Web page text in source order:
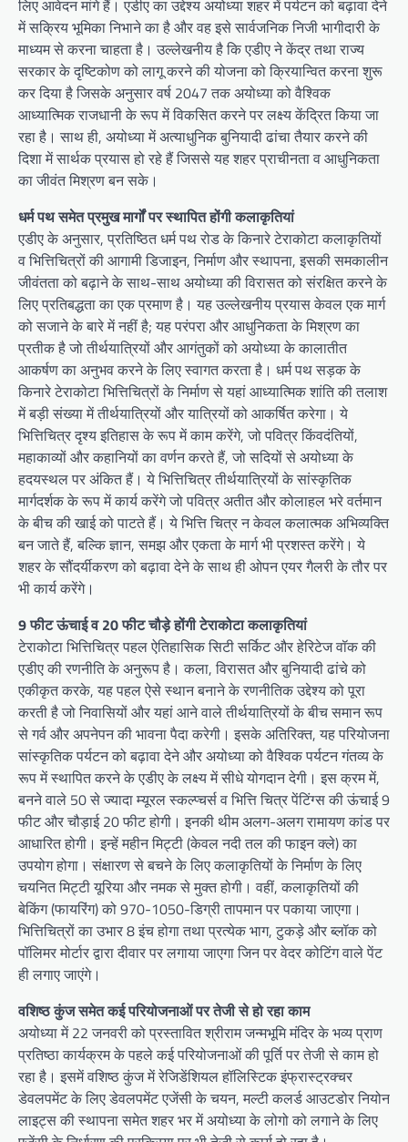
लिए आवेदन मांगे हैं। एडीए का उद्देश्य अयोध्या शहर में पर्यटन को बढ़ावा देने
में सक्रिय भूमिका निभाने का है और वह इसे सार्वजनिक निजी भागीदारी के
माध्यम से करना चाहता है। उल्लेखनीय है कि एडीए ने केंद्र तथा राज्य
सरकार के दृष्टिकोण को लागू करने की योजना को क्रियान्वित करना शुरू
कर दिया है जिसके अनुसार वर्ष 2047 तक अयोध्या को वैश्विक
आध्यात्मिक राजधानी के रूप में विकसित करने पर लक्ष्य केंद्रित किया जा
रहा है। साथ ही, अयोध्या में अत्याधुनिक बुनियादी ढांचा तैयार करने की
दिशा में सार्थक प्रयास हो रहे हैं जिससे यह शहर प्राचीनता व आधुनिकता
का जीवंत मिश्रण बन सके।
धर्म पथ समेत प्रमुख मार्गों पर स्थापित होंगी कलाकृतियां
एडीए के अनुसार, प्रतिष्ठित धर्म पथ रोड के किनारे टेराकोटा कलाकृतियों
व भित्तिचित्रों की आगामी डिजाइन, निर्माण और स्थापना, इसकी समकालीन
जीवंतता को बढ़ाने के साथ-साथ अयोध्या की विरासत को संरक्षित करने के
लिए प्रतिबद्धता का एक प्रमाण है। यह उल्लेखनीय प्रयास केवल एक मार्ग
को सजाने के बारे में नहीं है; यह परंपरा और आधुनिकता के मिश्रण का
प्रतीक है जो तीर्थयात्रियों और आगंतुकों को अयोध्या के कालातीत
आकर्षण का अनुभव करने के लिए स्वागत करता है। धर्म पथ सड़क के
किनारे टेराकोटा भित्तिचित्रों के निर्माण से यहां आध्यात्मिक शांति की तलाश
में बड़ी संख्या में तीर्थयात्रियों और यात्रियों को आकर्षित करेगा। ये
भित्तिचित्र दृश्य इतिहास के रूप में काम करेंगे, जो पवित्र किंवदंतियों,
महाकाव्यों और कहानियों का वर्णन करते हैं, जो सदियों से अयोध्या के
हदयस्थल पर अंकित हैं। ये भित्तिचित्र तीर्थयात्रियों के सांस्कृतिक
मार्गदर्शक के रूप में कार्य करेंगे जो पवित्र अतीत और कोलाहल भरे वर्तमान
के बीच की खाई को पाटते हैं। ये भित्ति चित्र न केवल कलात्मक अभिव्यक्ति
बन जाते हैं, बल्कि ज्ञान, समझ और एकता के मार्ग भी प्रशस्त करेंगे। ये
शहर के सौंदर्यीकरण को बढ़ावा देने के साथ ही ओपन एयर गैलरी के तौर पर
भी कार्य करेंगे।
9 फीट ऊंचाई व 20 फीट चौड़े होंगी टेराकोटा कलाकृतियां
टेराकोटा भित्तिचित्र पहल ऐतिहासिक सिटी सर्किट और हेरिटेज वॉक की
एडीए की रणनीति के अनुरूप है। कला, विरासत और बुनियादी ढांचे को
एकीकृत करके, यह पहल ऐसे स्थान बनाने के रणनीतिक उद्देश्य को पूरा
करती है जो निवासियों और यहां आने वाले तीर्थयात्रियों के बीच समान रूप
से गर्व और अपनेपन की भावना पैदा करेगी। इसके अतिरिक्त, यह परियोजना
सांस्कृतिक पर्यटन को बढ़ावा देने और अयोध्या को वैश्विक पर्यटन गंतव्य के
रूप में स्थापित करने के एडीए के लक्ष्य में सीधे योगदान देगी। इस क्रम में,
बनने वाले 50 से ज्यादा म्यूरल स्कल्प्चर्स व भित्ति चित्र पेंटिंग्स की ऊंचाई 9
फीट और चौड़ाई 20 फीट होगी। इनकी थीम अलग-अलग रामायण कांड पर
आधारित होगी। इन्हें महीन मिट्टी (केवल नदी तल की फाइन क्ले) का
उपयोग होगा। संक्षारण से बचने के लिए कलाकृतियों के निर्माण के लिए
चयनित मिट्टी यूरिया और नमक से मुक्त होगी। वहीं, कलाकृतियों की
बेकिंग (फायरिंग) को 970-1050-डिग्री तापमान पर पकाया जाएगा।
भित्तिचित्रों का उभार 8 इंच होगा तथा प्रत्येक भाग, टुकड़े और ब्लॉक को
पॉलिमर मोर्टार द्वारा दीवार पर लगाया जाएगा जिन पर वेदर कोटिंग वाले पेंट
ही लगाए जाएंगे।
वशिष्ठ कुंज समेत कई परियोजनाओं पर तेजी से हो रहा काम
अयोध्या में 22 जनवरी को प्रस्तावित श्रीराम जन्मभूमि मंदिर के भव्य प्राण
प्रतिष्ठा कार्यक्रम के पहले कई परियोजनाओं की पूर्ति पर तेजी से काम हो
रहा है। इसमें वशिष्ठ कुंज में रेजिडेंशियल हॉलिस्टिक इंफ्रास्ट्रक्चर
डेवलपमेंट के लिए डेवलपमेंट एजेंसी के चयन, मल्टी कलर्ड आउटडोर नियोन
लाइट्स की स्थापना समेत शहर भर में अयोध्या के लोगो को लगाने के लिए